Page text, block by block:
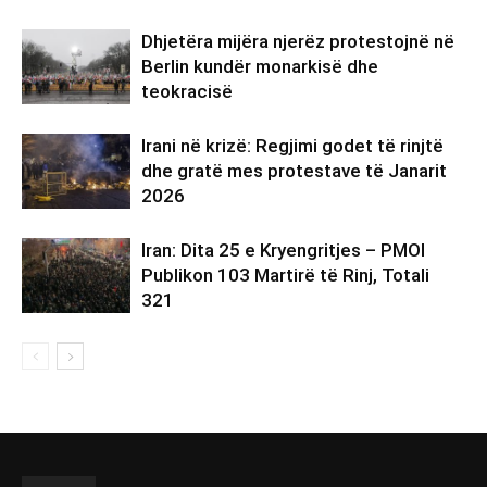
Dhjetëra mijëra njerëz protestojnë në
Berlin kundër monarkisë dhe
teokracisë
Irani në krizë: Regjimi godet të rinjtë
dhe gratë mes protestave të Janarit
2026
Iran: Dita 25 e Kryengritjes – PMOI
Publikon 103 Martirë të Rinj, Totali
321